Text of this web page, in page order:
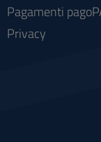
Pagamenti
Privacy